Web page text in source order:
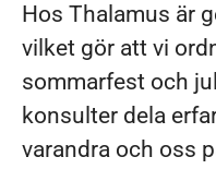
Hos Thalamus är
vilket gör att vi
sommarfest och
konsulter dela
varandra och oss